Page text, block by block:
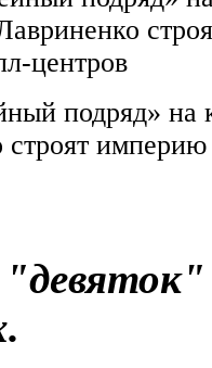
подряд» на
строят